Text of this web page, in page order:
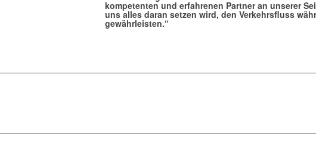
kompetenten und erfahrenen Partner an unserer
uns alles daran setzen wird, den Verkehrsfluss
gewährleisten.“